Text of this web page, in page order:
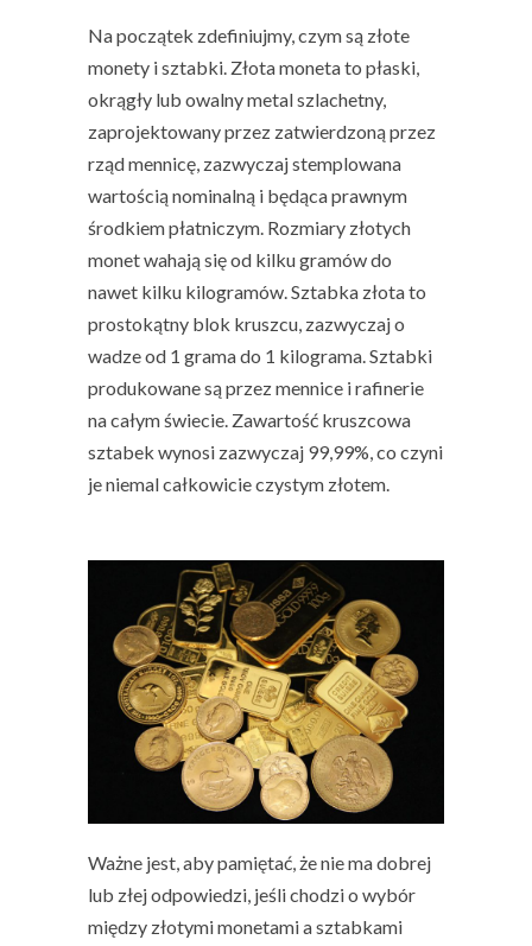
Na początek zdefiniujmy, czym są złote
monety i sztabki. Złota monetato płaski,
okrągły lub owalny metal szlachetny,
zaprojektowany przez zatwierdzoną przez
rząd mennicę, zazwyczaj stemplowana
wartością nominalną i będąca prawnym
środkiem płatniczym. Rozmiary złotych
monet wahają się od kilku gramów do
nawet kilku kilogramów.Sztabka złotato
prostokątny blok kruszcu, zazwyczaj o
wadze od 1 grama do 1 kilograma. Sztabki
produkowane są przez mennice i rafinerie
na całym świecie. Zawartość kruszcowa
sztabek wynosi zazwyczaj 99,99%, co czyni
je niemal całkowicie czystym złotem.
Ważne jest, aby pamiętać, że nie ma dobrej
lub złej odpowiedzi, jeśli chodzi o wybór
między złotymi monetami a sztabkami